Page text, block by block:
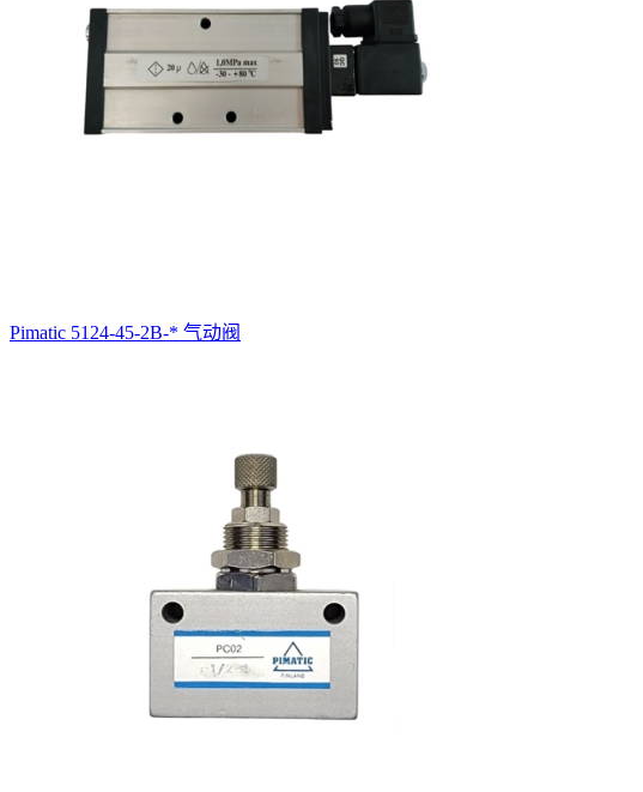
Pimatic 5124-45-2B-* 气动阀